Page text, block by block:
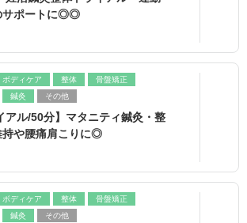
サポートに◎◎
ボディケア 整体
骨盤矯正
鍼灸 その他
アル/50分】マタニティ鍼灸・整
や腰痛肩こりに◎
ボディケア 整体
骨盤矯正
鍼灸 その他